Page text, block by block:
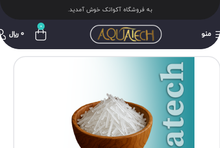
به فروشگاه آکواتک خوش آمدید.
منو
0
0 ﷼